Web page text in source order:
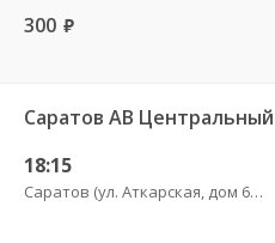
300 руб.
18:15
Саратов (ул. Аткарская, дом 66 А)